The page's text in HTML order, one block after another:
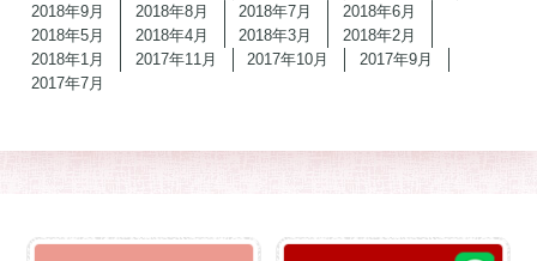
2018年9月
2018年8月 2018年7月
2018年6月
2018年5月
2018年4月 2018年3月
2018年2月
2018年1月
2017年11月 2017年10月
2017年9月
2017年7月